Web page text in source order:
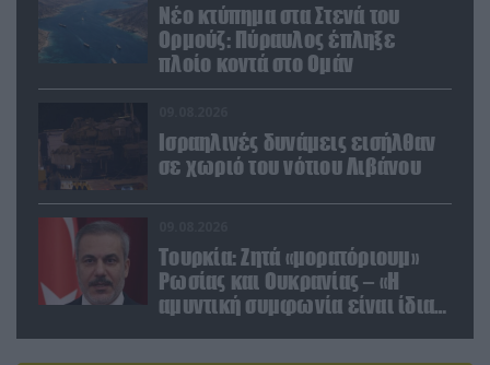
Νέο κτύπημα στα Στενά του
Ορμούζ: Πύραυλος έπληξε
πλοίο κοντά στο Ομάν
Ισραηλινές δυνάμεις εισήλθαν
σε χωριό του νότιου Λιβάνου
Τουρκία: Ζητά «μορατόριουμ»
Ρωσίας και Ουκρανίας – «Η
αμυντική συμφωνία είναι ίδια